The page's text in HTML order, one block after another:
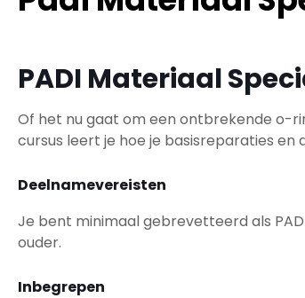
PADI Materiaal
Of het nu gaat om een ontbrekende o-
cursus leert je hoe je basisreparaties en
Deelnamevereisten
Je bent minimaal gebrevetteerd als
ouder.
Inbegrepen